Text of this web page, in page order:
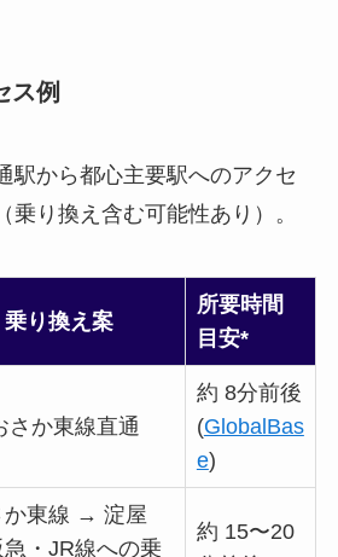
ス例
駅から都心主要駅へのアクセ
乗り換え含む可能性あり）。
り換え案
所要時間
目安*
さか東線直通
約 8分前後
(GlobalBas
e)
か東線 → 淀屋
・JR線への乗
約 15〜20